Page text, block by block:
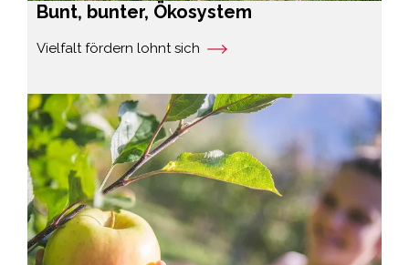
Bunt, bunter, Ökosystem
Vielfalt fördern lohnt sich